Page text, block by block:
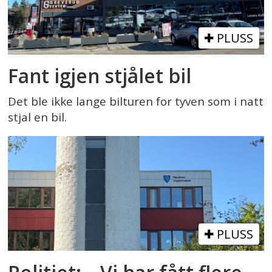
PLUSS
Fant igjen stjålet bil
Det ble ikke lange bilturen for tyven som i natt
stjal en bil.
PLUSS